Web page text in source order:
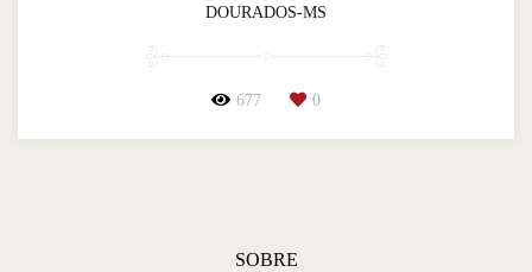
DOURADOS-MS
677 0
SOBRE